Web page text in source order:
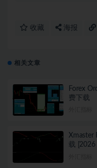
收藏 海报
相关文章
Forex
费下载
Xmaster
载 [2026